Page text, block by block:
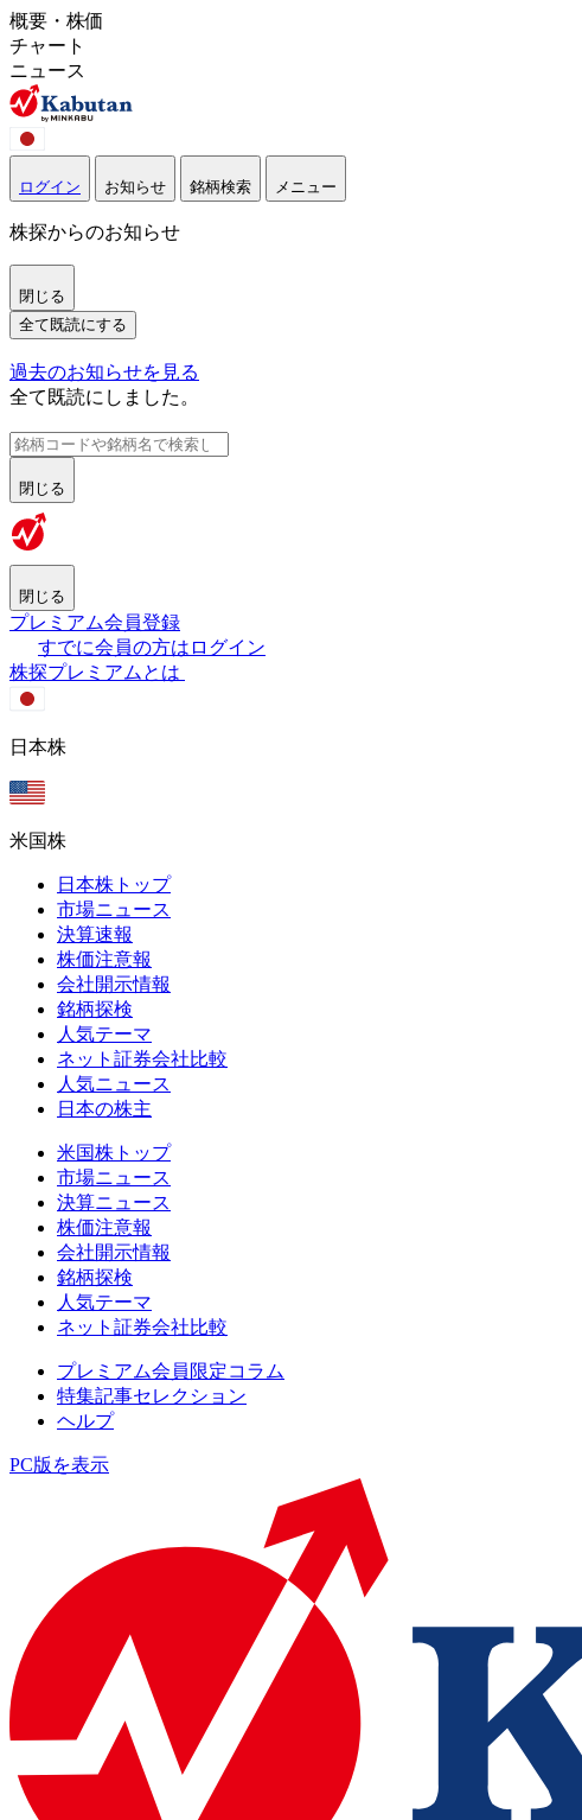
概要・株価
チャート
ニュース
ログイン お知らせ 銘柄検索 メニュー
株探からのお知らせ
閉じる
全て既読にする
過去のお知らせを見る
全て既読にしました。
閉じる
閉じる
プレミアム会員登録
すでに会員の方はログイン
株探プレミアムとは
日本株
米国株
日本株トップ
市場ニュース
決算速報
株価注意報
会社開示情報
銘柄探検
人気テーマ
ネット証券会社比較
人気ニュース
日本の株主
米国株トップ
市場ニュース
決算ニュース
株価注意報
会社開示情報
銘柄探検
人気テーマ
ネット証券会社比較
プレミアム会員限定コラム
特集記事セレクション
ヘルプ
PC版を表示